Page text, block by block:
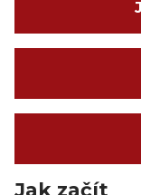
Jak začít